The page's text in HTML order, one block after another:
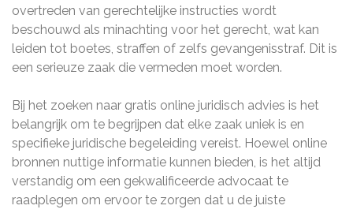
overtreden van gerechtelijke instructies wordt
beschouwd als minachting voor het gerecht, wat kan
leiden tot boetes, straffen of zelfs gevangenisstraf. Dit is
een serieuze zaak die vermeden moet worden.
Bij het zoeken naar gratis online juridisch advies is het
belangrijk om te begrijpen dat elke zaak uniek is en
specifieke juridische begeleiding vereist. Hoewel online
bronnen nuttige informatie kunnen bieden, is het altijd
verstandig om een gekwalificeerde advocaat te
raadplegen om ervoor te zorgen dat u de juiste